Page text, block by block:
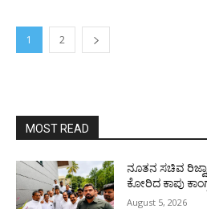
1 2
MOST READ
ನೂತನ ಸಚಿವ
ಕೋರಿದ ಕಾಪು
August 5, 2026